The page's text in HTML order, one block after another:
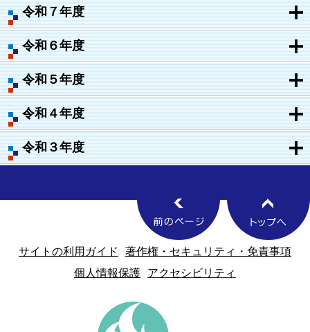
令和７年度
令和６年度
令和５年度
令和４年度
令和３年度
サイトの利用ガイド
著作権・セキュリティ・免責事項
個人情報保護
アクセシビリティ